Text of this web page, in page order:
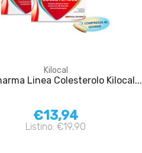
Kilocal
Linea Colesterolo Kilocal...
€13,94
Listino: €19,90